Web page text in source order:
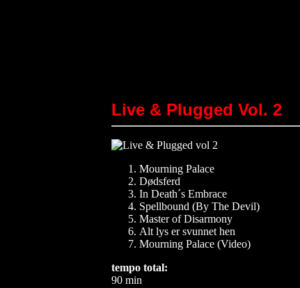
Live & Plugged Vol. 2
Mourning Palace
Dødsferd
In Death´s Embrace
Spellbound (By The Devil)
Master of Disarmony
Alt lys er svunnet hen
Mourning Palace (Video)
tempo total:
90 min